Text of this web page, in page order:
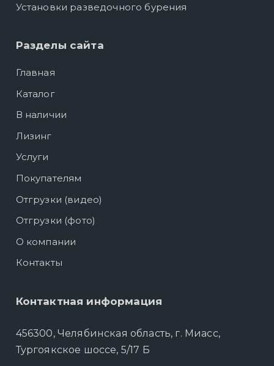
Установки разведочного бурения
Разделы сайта
Главная
Каталог
В наличии
Лизинг
Услуги
Покупателям
Отгрузки (видео)
Отгрузки (фото)
О компании
Контакты
Контактная информация
456300, Челябинская область, г. Миасс,
Тургоякское шоссе, 5/17 Б